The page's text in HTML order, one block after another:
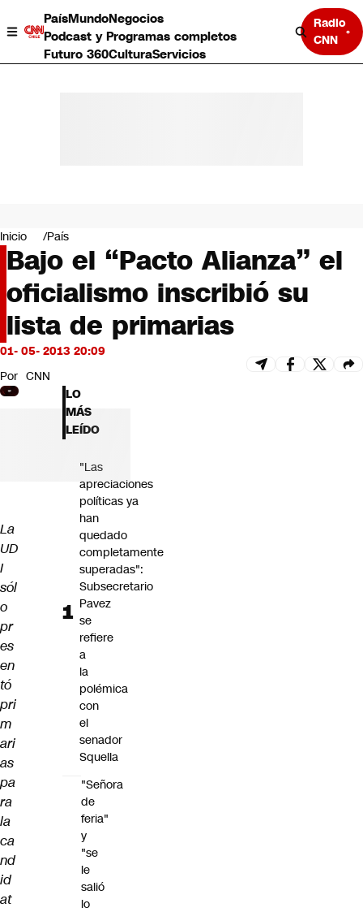
PaísMundoNegocios
Podcast y Programas completos
Futuro 360CulturaServicios
Radio
CNN
Negocios
Deportes
Programas completos
Cultura
Servicios
Bits
CNN tiempo
Futuro 360
Opinión
Inicio País
Bajo el “Pacto Alianza” el
oficialismo inscribió su
lista de primarias
01- 05- 2013 20:09
Por CNN
La
UD
I
sól
o
pr
es
en
tó
pri
m
ari
as
pa
ra
la
ca
nd
id
at
LO
MÁS
LEÍDO
"Las
apreciaciones
políticas ya
han
quedado
completamente
superadas":
Subsecretario
Pavez
se
refiere
a
la
polémica
con
el
senador
Squella
"Señora
de
feria"
y
"se
le
salió
lo